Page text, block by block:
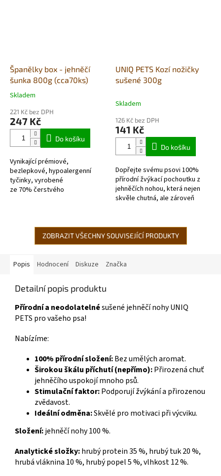
Španělky box - jehněčí
šunka 800g (cca70ks)
Průměrné
produktu
je
hvězdiček.
Skladem
221 Kč bez DPH
247 Kč
Do košíku
Vynikající prémiové,
bezlepkové, hypoalergenní
tyčinky, vyrobené
ze 70% čerstvého
ochranné atmosféře a...
UNIQ PETS Kozí nožičky
sušené 300g
Skladem
126 Kč bez DPH
141 Kč
Do košíku
Dopřejte svému psovi 100%
přírodní žvýkací pochoutku z
jehněčích nohou, která nejen
skvěle chutná, ale zároveň
potřebu...
ZOBRAZIT VŠECHNY SOUVISEJÍCÍ PRODUKTY
Popis Hodnocení Diskuze Značka
Detailní popis produktu
Přírodní a neodolatelnésušené jehněčí nohy UNIQ
PETS pro vašeho psa!
Nabízíme:
100% přírodní složení:Bez umělých aromat.
Širokou škálu příchutí (nepřímo):Přirozená chuť
jehněčího uspokojí mnoho psů.
Stimulační faktor:Podporují žvýkání a přirozenou
zvědavost.
Ideální odměna:Skvělé pro motivaci při výcviku.
Složení:jehněčí nohy 100 %.
Analytické složky:hrubý protein 35 %, hrubý tuk 20 %,
hrubá vláknina 10 %, hrubý popel 5 %, vlhkost 12 %.